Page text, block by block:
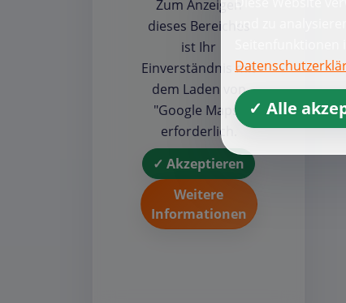
Zum Anzeigen
dieses Bereiches
ist Ihr
Einverständnis mit
dem Laden von
"Google Maps"
erforderlich.
✓ Akzeptieren
Weitere
Informationen
und zu
✓ Alle